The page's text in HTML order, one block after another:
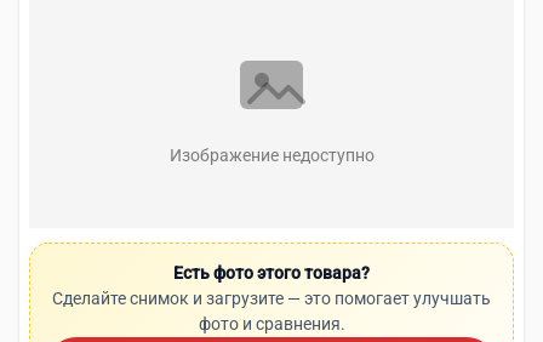
Изображение недоступно
Есть фото этого товара?
Сделайте снимок и загрузите — это помогает улучшать
фото и сравнения.